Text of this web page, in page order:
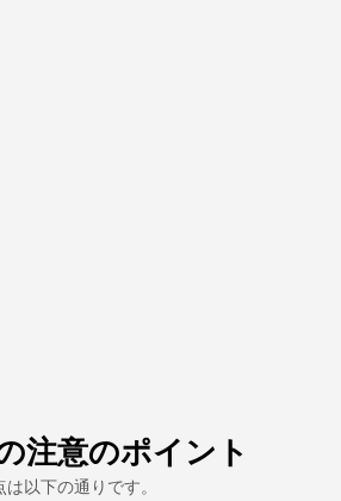
注意のポイント
以下の通りです。